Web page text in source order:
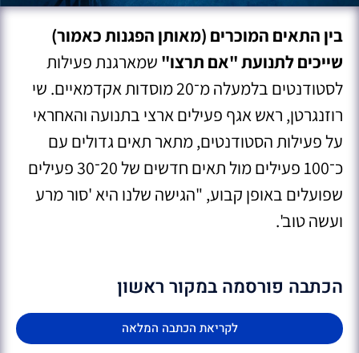
בין התאים המוכרים (מאותן הפגנות כאמור)
שייכים לתנועת "אם תרצו" שמארגנת פעילות
לסטודנטים בלמעלה מ־20 מוסדות אקדמאיים. שי
רוזנגרטן, ראש אגף פעילים ארצי בתנועה והאחראי
על פעילות הסטודנטים, מתאר תאים גדולים עם
כ־100 פעילים מול תאים חדשים של 20־30 פעילים
שפועלים באופן קבוע, "הגישה שלנו היא 'סור מרע
ועשה טוב'.
הכתבה פורסמה במקור ראשון
לקריאת הכתבה המלאה